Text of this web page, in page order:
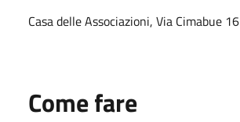
Casa delle Associazioni, Via Cimabue 16​
Come fare